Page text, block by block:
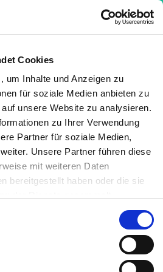
Cookies
um Inhalte und Anzeigen zu
für soziale Medien anbieten zu
unsere Website zu analysieren.
zu Ihrer Verwendung
Partner für soziale Medien,
Unsere Partner führen diese
mit weiteren Daten
bereitgestellt haben oder die sie
die Cookie-Einstellungen
. Es befindet
Fußzeile zu den Einstellungen der
widerrufen oder ändern zu
Schlaf kann
Schlaf kann
beeinflussen
Medizinisch geprüft